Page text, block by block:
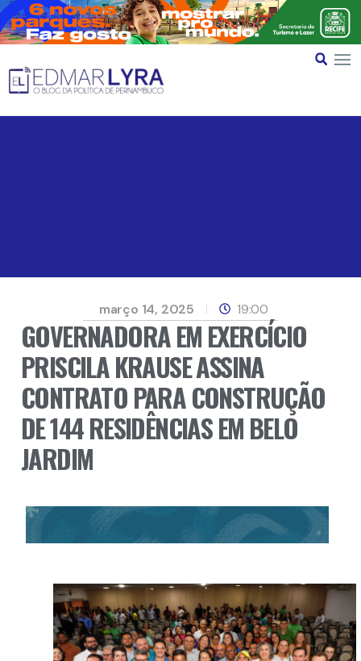
março 14, 2025 19:00
GOVERNADORA EM EXERCÍCIO
PRISCILA KRAUSE ASSINA
CONTRATO PARA CONSTRUÇÃO
DE 144 RESIDÊNCIAS EM BELO
JARDIM